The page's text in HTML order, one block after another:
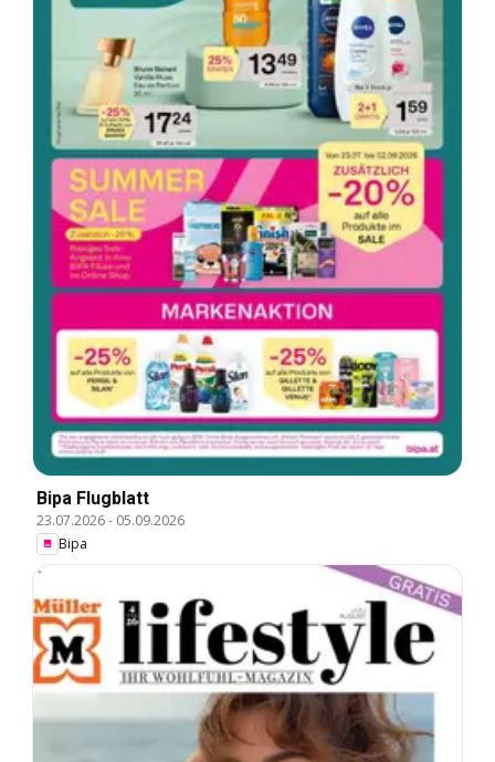
Bipa Flugblatt
23.07.2026- 05.09.2026
Bipa